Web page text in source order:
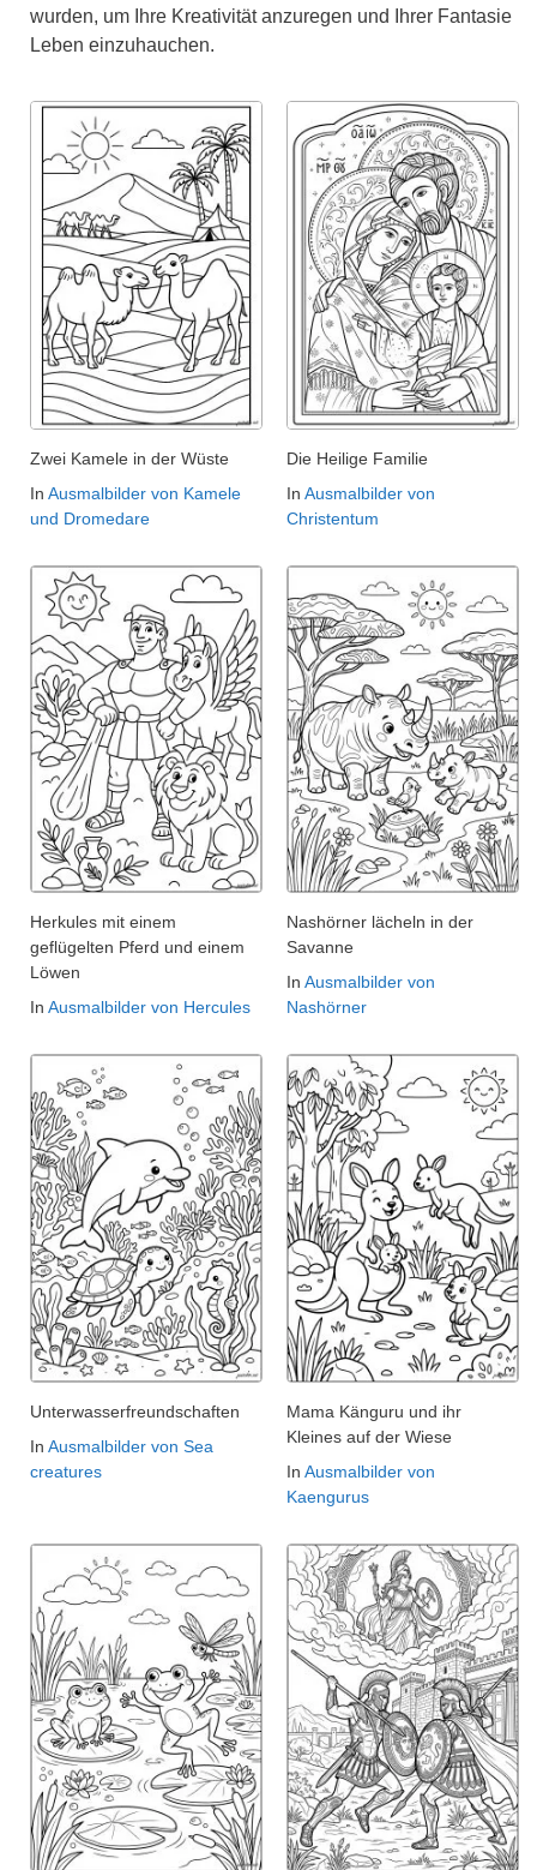
wurden, um Ihre Kreativität anzuregen und Ihrer Fantasie
Leben einzuhauchen.
Zwei Kamele in der Wüste
In Ausmalbilder von Kamele
und Dromedare
Die Heilige Familie
In Ausmalbilder von
Christentum
Herkules mit einem
geflügelten Pferd und einem
Löwen
In Ausmalbilder von Hercules
Nashörner lächeln in der
Savanne
In Ausmalbilder von
Nashörner
Unterwasserfreundschaften
In Ausmalbilder von Sea
creatures
Mama Känguru und ihr
Kleines auf der Wiese
In Ausmalbilder von
Kaengurus